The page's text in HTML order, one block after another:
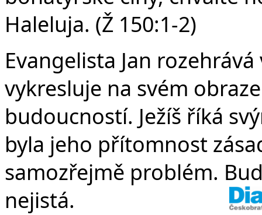
Haleluja. (Ž 150:1-2)
Evangelista Jan
vykresluje na svém
budoucností. Ježíš říká
byla jeho přítomnost
samozřejmě problém.
nejistá.